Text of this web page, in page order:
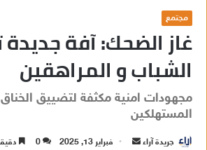
مجتمع
غاز الضحك: آفة
الشباب و المراهقين
مجهودات امنية مكثفة لتضييق
المستهلكين
جريدة آراء فبراير 13, 2025 0